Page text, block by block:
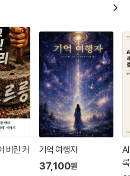
마술은 주인공 짐이 열두 살 무
을 믿고 따라가, 마침내 그 가느다
았다는 점이다. 이제 여러분 눈앞
겨보라.
챙김 명상』 저자
운 이야기가 펼쳐지는 책을 어디
기는 가난하고 배경 없는 소년이
로 성장하는 과정을 들려준다. 그
하기 위해 메스를 드는 일부터
는 일까지 솜씨 좋은 장인처럼
버린 커
기억 여행자
37,100원